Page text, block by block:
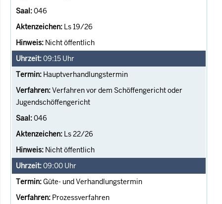
046
Ls 19/26
Nicht öffentlich
09:15 Uhr
Hauptverhandlungstermin
Verfahren vor dem Schöffengericht oder
Jugendschöffengericht
046
Ls 22/26
Nicht öffentlich
09:00 Uhr
Güte- und Verhandlungstermin
Prozessverfahren